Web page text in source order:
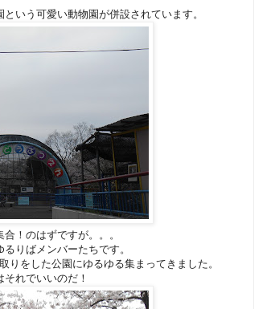
いう可愛い動物園が併設されています。
！のはずですが。。。
りばメンバーたちです。
りをした公園にゆるゆる集まってきました。
それでいいのだ！